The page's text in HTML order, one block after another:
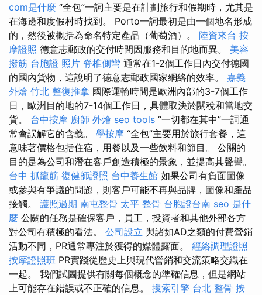
com是什麼 “全包”一詞主要是在計劃旅行和假期時，尤其是
在海邊和度假村時找到。 Porto一詞最初是由一個地名形成
的，然後被概括為命名特定產品（葡萄酒）。 陸資來台 按
摩證照 德意志郵政的交付時間因服務和目的地而異。 美容
撥筋 台胞證 照片 脊椎側彎 通常在1-2個工作日內交付德國
的國內貨物，這說明了德意志郵政國家網絡的效率。 嘉義
外燴 竹北 整復推拿 國際運輸時間是歐洲內部的3-7個工作
日，歐洲目的地的7-14個工作日，具體取決於關稅和當地交
貨。 台中按摩 廚師 外燴 seo tools “一切都在其中”一詞通
常會誤解它的含義。 學按摩 “全包”主要用於旅行套餐，這
意味著價格包括住宿，用餐以及一些飲料和節目。 公關的
目的是為公司和潛在客戶創造積極的景象，並提高其聲譽。
台中 抓龍筋 復健師證照 台中養生館 如果公司有負面圖像
或參與有爭議的問題，則客戶可能不再與品牌，圖像和產品
接觸。 護照過期 南屯整骨 太平 整骨 台胞證台南 seo 是什
麼 公關的任務是確保客戶，員工，投資者和其他外部各方
對公司有積極的看法。 公司設立 與諸如AD之類的付費營銷
活動不同，PR通常專注於獲得的媒體露面。 經絡調理證照
按摩證照班 PR實踐從歷史上與現代營銷和交流策略交織在
一起。 我們試圖提供有關每個概念的準確信息，但是網站
上可能存在錯誤或不正確的信息。 搜索引擎 台北 整骨 按